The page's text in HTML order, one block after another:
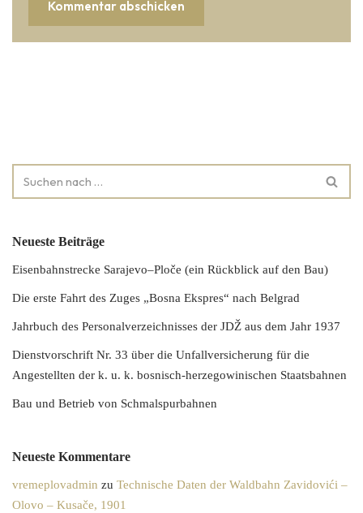
Neueste Beiträge
Eisenbahnstrecke Sarajevo–Ploče (ein Rückblick auf den Bau)
Die erste Fahrt des Zuges „Bosna Ekspres“ nach Belgrad
Jahrbuch des Personalverzeichnisses der JDŽ aus dem Jahr 1937
Dienstvorschrift Nr. 33 über die Unfallversicherung für die
Angestellten der k. u. k. bosnisch-herzegowinischen Staatsbahnen
Bau und Betrieb von Schmalspurbahnen
Neueste Kommentare
vremeplovadmin zu Technische Daten der Waldbahn Zavidovići –
Olovo – Kusače, 1901